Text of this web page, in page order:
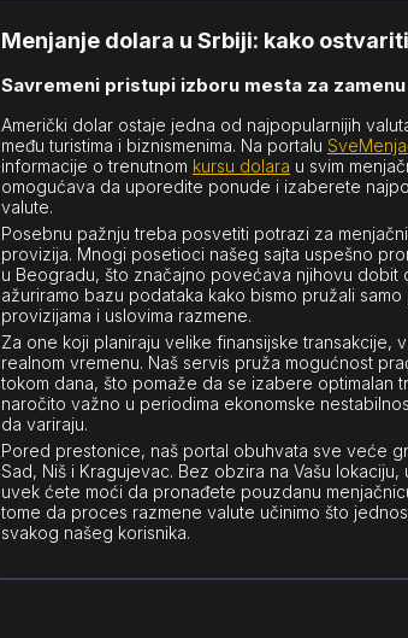
Menjanje dolara u Srbiji: kako
Savremeni pristupi izboru mesta za
Američki dolar ostaje jedna od najpopularnijih
među turistima i biznismenima. Na portalu
informacije o trenutnom kursu dolara u svim
omogućava da uporedite ponude i izaberete
valute.
Posebnu pažnju treba posvetiti potrazi za
provizija. Mnogi posetioci našeg sajta uspešno
u Beogradu, što značajno povećava njihovu dobit
ažuriramo bazu podataka kako bismo pružali
provizijama i uslovima razmene.
Za one koji planiraju velike finansijske transakcije,
realnom vremenu. Naš servis pruža mogućnost
tokom dana, što pomaže da se izabere optimalan
naročito važno u periodima ekonomske
da variraju.
Pored prestonice, naš portal obuhvata sve veće
Sad, Niš i Kragujevac. Bez obzira na Vašu lokaciju,
uvek ćete moći da pronađete pouzdanu
tome da proces razmene valute učinimo što
svakog našeg korisnika.